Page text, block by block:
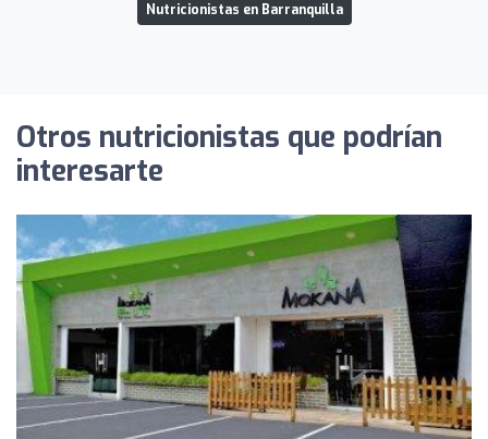
Nutricionistas en Barranquilla
Otros nutricionistas que podrían
interesarte